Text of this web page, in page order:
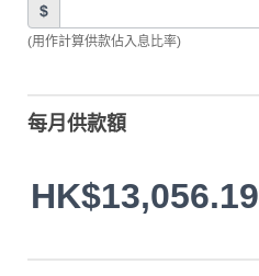
$
(用作計算供款佔入息比率)
每月供款額
HK$13,056.19